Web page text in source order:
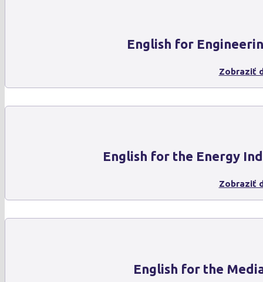
English for
Zobraziť
English for the Energy
Zobraziť
English for the